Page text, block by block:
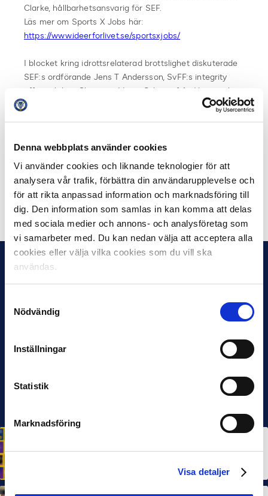
Denna webbplats använder cookies
Vi använder cookies och liknande teknologier för att
analysera vår trafik, förbättra din användarupplevelse och
för att rikta anpassad information och marknadsföring till
dig. Den information som samlas in kan komma att delas
med sociala medier och annons- och analysföretag som
vi samarbeter med. Du kan nedan välja att acceptera alla
cookies eller välja vilka cookies som du vill ska
användas.
Nödvändig
Inställningar
Statistik
Marknadsföring
Visa detaljer
Clarke, hållbarhetsansvarig för SEF.
Läs mer om Sports X Jobs här:
https://www.ideerforlivet.se/sportsxjobs/
I blocket kring idrottsrelaterad brottslighet diskuterade
SEF:s ordförande Jens T Andersson, SvFF:s integrity
officer Johan Claesson, Vanja Grkovic från Hammarbys
Samhällsmatchen och Josefine Ristmägi från polisen
Söderort som man startat tillsammans.
https://samhallsmatchen.se/projekt/utbildning/
Dela på Facebook Dela på Twitter